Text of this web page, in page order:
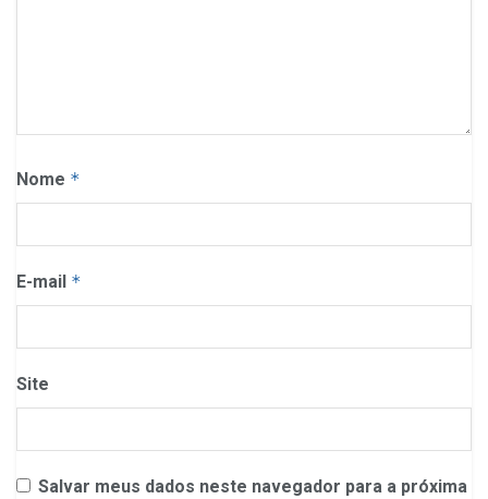
Nome *
E-mail *
Site
Salvar meus dados neste navegador para a próxima